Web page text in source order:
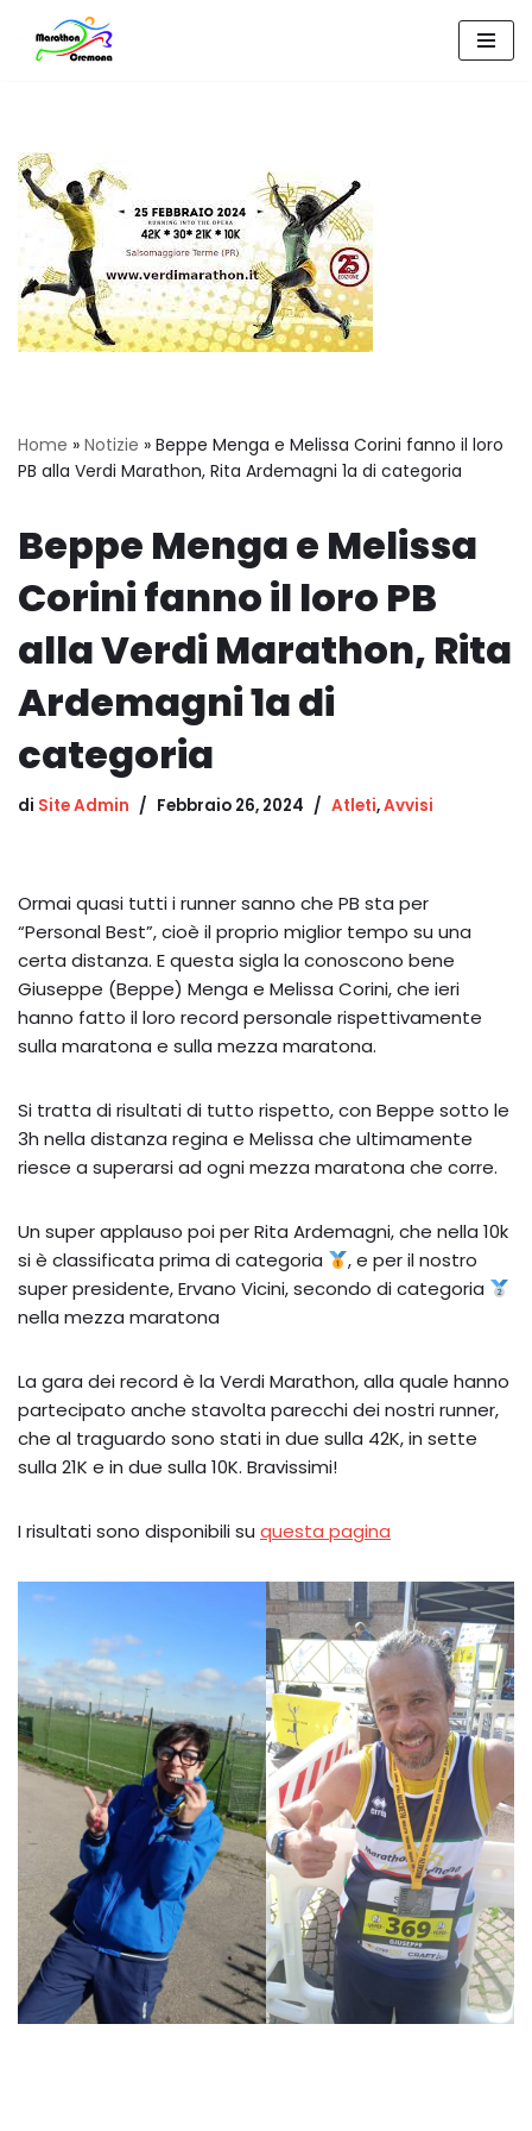
Vai
Home » Notizie » Beppe Menga e Melissa Corini fanno il loro
PB alla Verdi Marathon, Rita Ardemagni 1a di categoria
Beppe Menga e Melissa
Corini fanno il loro PB
alla Verdi Marathon, Rita
Ardemagni 1a di
categoria
di Site Admin Febbraio 26, 2024 Atleti,Avvisi
Ormai quasi tutti i runner sanno che PB sta per
“Personal Best”, cioè il proprio miglior tempo su una
certa distanza. E questa sigla la conoscono bene
Giuseppe (Beppe) Menga e Melissa Corini, che ieri
hanno fatto il loro record personale rispettivamente
sulla maratona e sulla mezza maratona.
Si tratta di risultati di tutto rispetto, con Beppe sotto le
3h nella distanza regina e Melissa che ultimamente
riesce a superarsi ad ogni mezza maratona che corre.
Un super applauso poi per Rita Ardemagni, che nella 10k
si è classificata prima di categoria
, e per il nostro
super presidente, Ervano Vicini, secondo di categoria
nella mezza maratona
La gara dei record è la Verdi Marathon, alla quale hanno
partecipato anche stavolta parecchi dei nostri runner,
che al traguardo sono stati in due sulla 42K, in sette
sulla 21K e in due sulla 10K. Bravissimi!
I risultati sono disponibili su questa pagina